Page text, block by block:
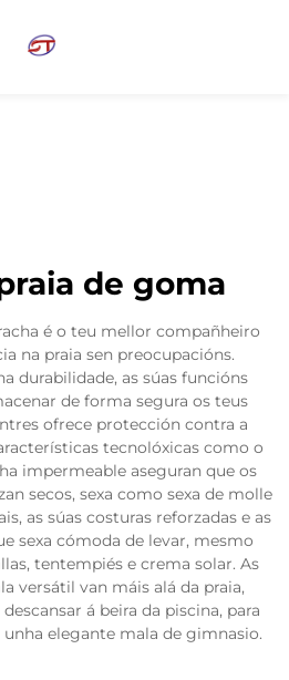
de goma
é o teu mellor compañheiro
na praia sen preocupacións.
durabilidade, as súas funcións
de forma segura os teus
ofrece protección contra a
tecnolóxicas como o
impermeable aseguran que os
secos, sexa como sexa de molle
as súas costuras reforzadas e as
sexa cómoda de levar, mesmo
tentempiés e crema solar. As
versátil van máis alá da praia,
á beira da piscina, para
elegante mala de gimnasio.